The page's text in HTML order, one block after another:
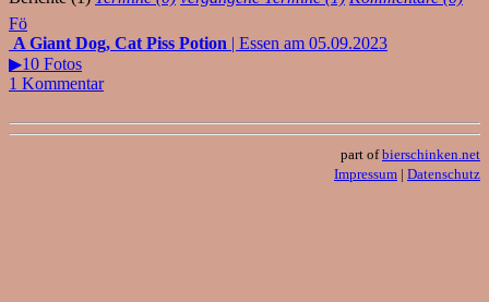
Fö
A Giant Dog, Cat Piss Potion | Essen am 05.09.2023
▶10 Fotos
1 Kommentar
part ofbierschinken.net
Impressum | Datenschutz